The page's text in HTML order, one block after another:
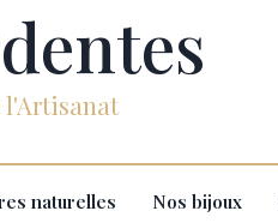
l'Artisanat
naturelles Nos bijoux